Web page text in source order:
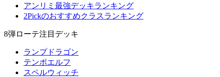
アンリミ最強デッキランキング
2Pickのおすすめクラスランキング
8弾ローテ注目デッキ
ランプドラゴン
テンポエルフ
スペルウィッチ